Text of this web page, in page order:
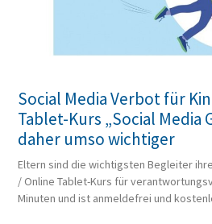
Social Media Verbot für
Tablet-Kurs „Social Media
daher umso wichtiger
Eltern sind die wichtigsten Begleiter
/ Online Tablet-Kurs für
Minuten und ist anmeldefrei und